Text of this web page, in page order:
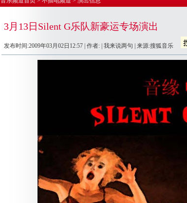
3月13日Silent G乐队新豪运专场演出
发布时间:2009年03月02日12:57 | 作者: | 我来说两句 | 来源:搜狐音乐